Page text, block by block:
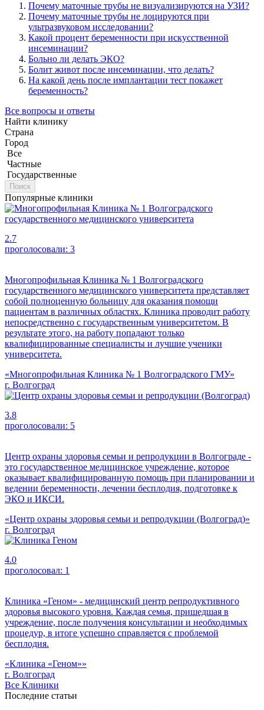
Почему маточные трубы не визуализируются на УЗИ?
Почему маточные трубы не лоцируются при
ультразвуковом исследовании?
Какой процент беременности при искусственной
инсеминации?
Больно ли делать ЭКО?
Болит живот после инсеминации, что делать?
На какой день после имплантации тест покажет
беременность?
Все вопросы и ответы
Найти клинику
Страна
Город
Все
Частные
Государственные
Поиск
Популярные клиники
2.7
проголосовали: 3
Многопрофильная Клиника № 1 Волгоградского
государственного медицинского университета представляет
собой полноценную больницу для оказания помощи
пациентам в различных областях. Клиника проводит работу
непосредственно с государственным университетом. В
результате этого, на работу попадают только
квалифицированные специалисты и лучшие ученики
университета.
«Многопрофильная Клиника № 1 Волгоградского ГМУ»
г. Волгоград
3.8
проголосовали: 5
Центр охраны здоровья семьи и репродукции в Волгограде -
это государственное медицинское учреждение, которое
оказывает квалифицированную помощь при планировании и
ведении беременности, лечении бесплодия, подготовке к
ЭКО и ИКСИ.
«Центр охраны здоровья семьи и репродукции (Волгоград)»
г. Волгоград
4.0
проголосовал: 1
Клиника «Геном» - медицинский центр репродуктивного
здоровья высокого уровня. Каждая семья, пришедшая в
учреждение, после получения консультации и необходимых
процедур, в итоге успешно справляется с проблемой
бесплодия.
«Клиника «Геном»»
г. Волгоград
Все Клиники
Последние статьи